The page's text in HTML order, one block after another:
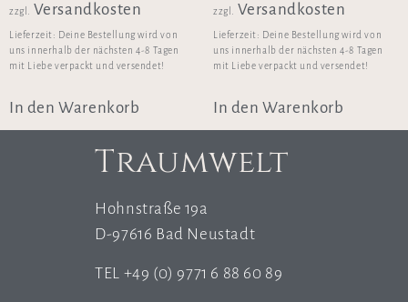
zzgl. Versandkosten
Lieferzeit: Deine Bestellung wird von
uns innerhalb der nächsten 4-8 Tagen
mit Liebe verpackt und versendet!
In den Warenkorb
zzgl. Versandkosten
Lieferzeit: Deine Bestellung wird von
uns innerhalb der nächsten 4-8 Tagen
mit Liebe verpackt und versendet!
In den Warenkorb
Traumwelt
Hohnstraße 19a
D-97616 Bad Neustadt
TEL +49 (0) 9771 6 88 60 89